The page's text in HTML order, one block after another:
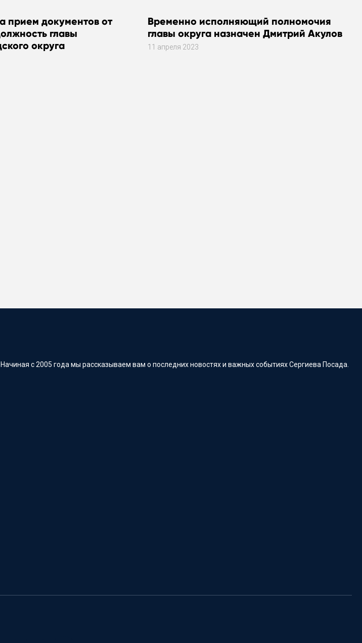
прием документов от
главы
округа
Временно исполняющий полномочия
главы округа назначен Дмитрий Акулов
11 апреля 2023
с 2005 года мы рассказываем вам о последних новостях и важных событиях Сергиева Посада.